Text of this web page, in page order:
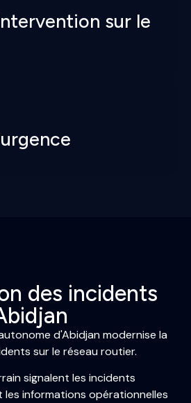
sur le
des incidents
d'Abidjan modernise la
sur le réseau routier.
signalent les incidents
informations opérationnelles